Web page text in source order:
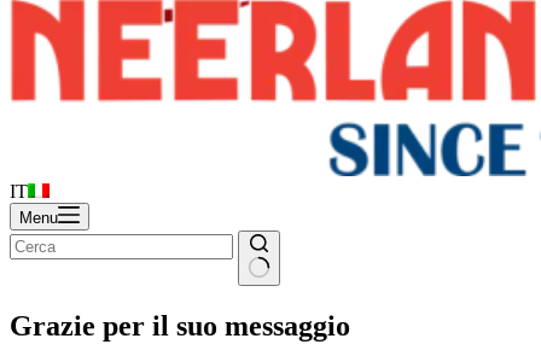
IT
Menu
Grazie per il suo messaggio